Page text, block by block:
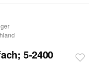
5-2400